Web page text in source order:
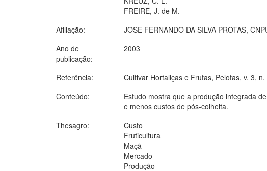
FREIRE, J. de M.
Afiliação:
JOSE FERNANDO DA SILVA PROTAS,
Ano de
publicação:
2003
Referência:
Cultivar Hortaliças e Frutas, Pelotas, v. 3,
Conteúdo:
Estudo mostra que a produção integrada
e menos custos de pós-colheita.
Thesagro:
Custo
Fruticultura
Maçã
Mercado
Produção